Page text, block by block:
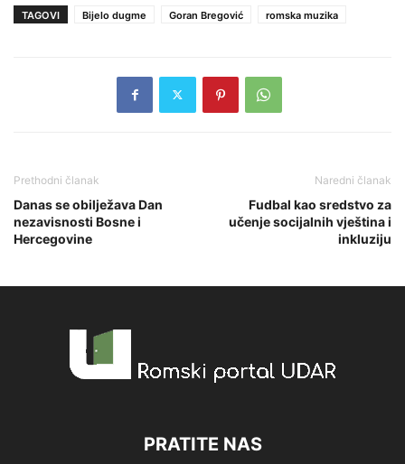
TAGOVI
Bijelo dugme Goran Bregović romska muzika
Prethodni članak
Danas se obilježava Dan
nezavisnosti Bosne i
Hercegovine
Naredni članak
Fudbal kao sredstvo za
učenje socijalnih vještina i
inkluziju
PRATITE NAS